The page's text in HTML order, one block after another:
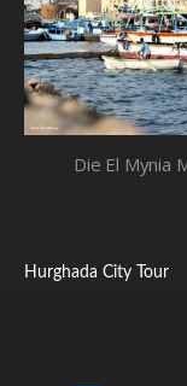
Die El Mynia
Hurghada City Tour